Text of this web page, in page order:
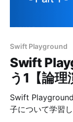
Swift Playground
Swift
う1【論理
Swift
子について学習